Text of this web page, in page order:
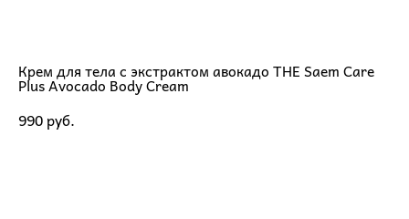
Крем для тела с экстрактом авокадо THE Saem Care
Plus Avocado Body Cream
990 pуб.